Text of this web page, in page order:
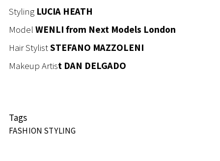
Styling LUCIA HEATH
Model WENLI from Next Models London
Hair StylistSTEFANO MAZZOLENI
Makeup Artist DAN DELGADO
Tags
FASHION STYLING